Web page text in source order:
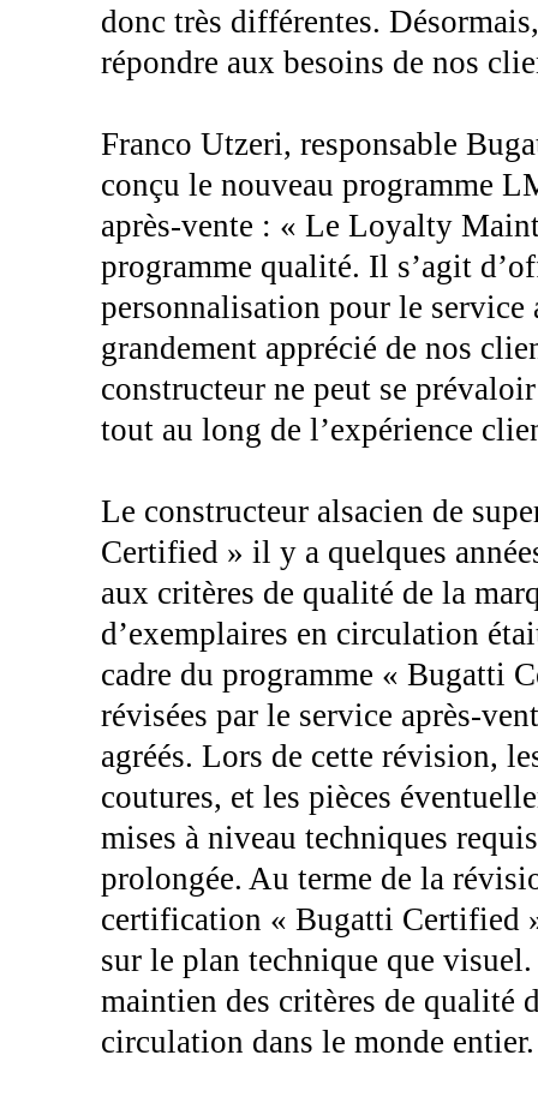
donc très différentes.
répondre aux besoins de nos
Franco Utzeri, responsable
conçu le nouveau programme
après-vente : « Le Loyalty
programme qualité. Il s’agit
personnalisation pour le service
grandement apprécié de nos
constructeur ne peut se
tout au long de l’expérience
Le constructeur alsacien de
Certified » il y a quelques
aux critères de qualité de la
d’exemplaires en circulation
cadre du programme « Bugatti
révisées par le service après-
agréés. Lors de cette révision,
coutures, et les pièces
mises à niveau techniques
prolongée. Au terme de la
certification « Bugatti Certified
sur le plan technique que
maintien des critères de qualité
circulation dans le monde entier.